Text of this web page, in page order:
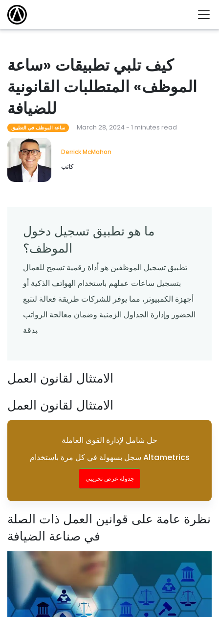
كيف تلبي تطبيقات «ساعة
الموظف» المتطلبات القانونية
للضيافة
ساعة الموظف في التطبيق March 28, 2024 - 1 minutes read
Derrick McMahon
كاتب
ما هو تطبيق تسجيل دخول
الموظف؟
تطبيق تسجيل الموظفين هو أداة رقمية تسمح للعمال
بتسجيل ساعات عملهم باستخدام الهواتف الذكية أو
أجهزة الكمبيوتر، مما يوفر للشركات طريقة فعالة لتتبع
الحضور وإدارة الجداول الزمنية وضمان معالجة الرواتب
بدقة.
الامتثال لقانون العمل
الامتثال لقانون العمل
حل شامل لإدارة القوى العاملة
سجل بسهولة في كل مرة باستخدام Altametrics
جدولة عرض تجريبي
نظرة عامة على قوانين العمل ذات الصلة
في صناعة الضيافة